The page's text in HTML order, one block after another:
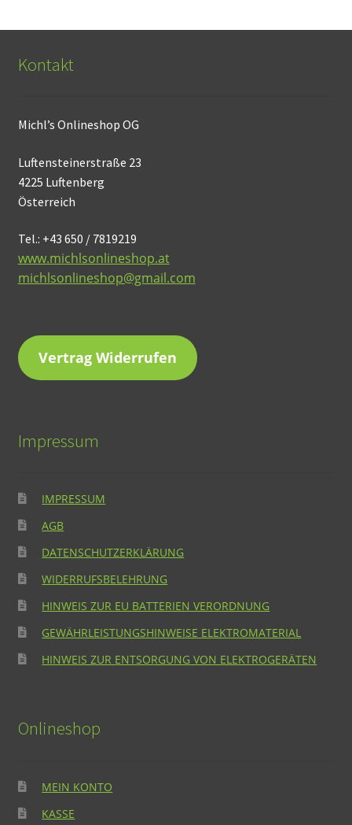
Kontakt
Michl’s Onlineshop OG
Luftensteinerstraße 23
4225 Luftenberg
Österreich
Tel.: +43 650 / 7819219
www.michlsonlineshop.at
michlsonlineshop@gmail.com
Vertrag Widerrufen
Impressum
IMPRESSUM
AGB
DATENSCHUTZERKLÄRUNG
WIDERRUFSBELEHRUNG
HINWEIS ZUR EU BATTERIEN VERORDNUNG
GEWÄHRLEISTUNGSHINWEISE ELEKTROMATERIAL
HINWEIS ZUR ENTSORGUNG VON ELEKTROGERÄTEN
Onlineshop
MEIN KONTO
KASSE